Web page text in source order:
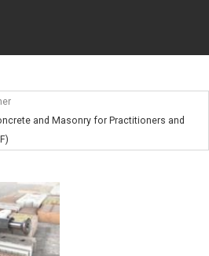
and Masonry for Practitioners and